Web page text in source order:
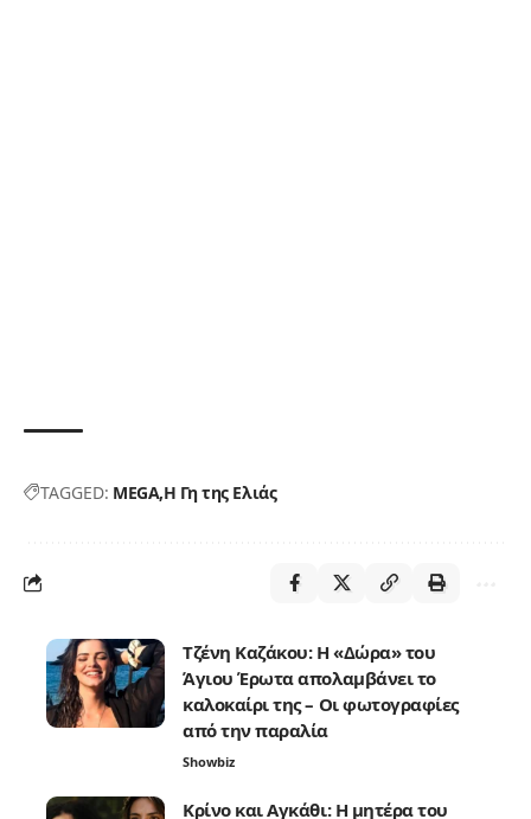
TAGGED: MEGA Η Γη της Ελιάς
Τζένη Καζάκου: Η «Δώρα» του
Άγιου Έρωτα απολαμβάνει το
καλοκαίρι της – Οι φωτογραφίες
από την παραλία
Showbiz
Κρίνο και Αγκάθι: Η μητέρα του